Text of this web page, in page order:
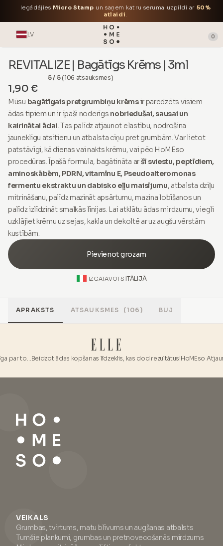
Iegādājies Micro Stamp un saņem katru seruma uzpildi ar 50%
atlaidi.
LV 0
REVITALIZE | Bagātīgs Krēms | 3ml
5 / 5(106 atsauksmes)
1,90 €
Mūsu bagātīgais pretgrumbiņu krēmsir paredzēts visiem
ādas tipiem un ir īpaši noderīgs nobriedušai, sausai un
kairinātai ādai. Tas palīdz atjaunot elastību, nodrošina
jauneklīgu atsitienu un atbalsta cīņu pret grumbām. Var lietot
patstāvīgi, kā dienas vai nakts krēmu, vai pēc HoMEso
procedūras. Īpašā formula, bagātināta aršī sviestu, peptīdiem,
aminoskābēm, PDRN, vitamīnu E, Pseudoalteromonas
fermentu ekstraktu un dabisko eļļu maisījumu, atbalsta dziļu
mitrināšanu, palīdz mazināt apsārtumu, mazina lobīšanos un
palīdz izlīdzināt smalkās līnijas. Lai atklātu ādas mirdzumu, viegli
uzklājiet krēmu uz sejas, kakla un dekoltē ar uz augšu vērstām
kustībām.
Pievienot grozam
IZGATAVOTSITĀLIJĀ
APRAKSTS ATSAUKSMES (106) BUJ
par to…Beidzot ādas kopšanas līdzeklis, kas dod rezultātus!HoMEso
VEIKALS
Grumbas, tvirtums, matu blīvums un augšanas atbalsts
Tumšie plankumi, grumbas un pretnovecošanās mirdzums